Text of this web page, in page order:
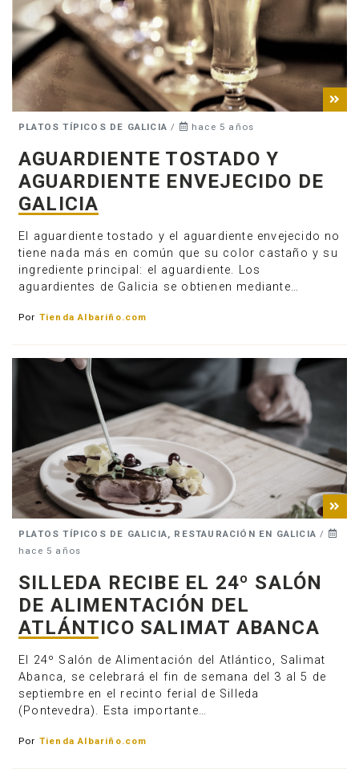
PLATOS TÍPICOS DE GALICIA / hace 5 años
AGUARDIENTE TOSTADO Y
AGUARDIENTE ENVEJECIDO DE
GALICIA
El aguardiente tostado y el aguardiente envejecido no
tiene nada más en común que su color castaño y su
ingrediente principal: el aguardiente. Los
aguardientes de Galicia se obtienen mediante…
Por Tienda Albariño.com
PLATOS TÍPICOS DE GALICIA, RESTAURACIÓN EN GALICIA /
hace 5 años
SILLEDA RECIBE EL 24º SALÓN
DE ALIMENTACIÓN DEL
ATLÁNTICO SALIMAT ABANCA
El 24º Salón de Alimentación del Atlántico, Salimat
Abanca, se celebrará el fin de semana del 3 al 5 de
septiembre en el recinto ferial de Silleda
(Pontevedra). Esta importante…
Por Tienda Albariño.com